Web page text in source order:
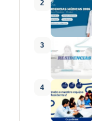
2
3
4